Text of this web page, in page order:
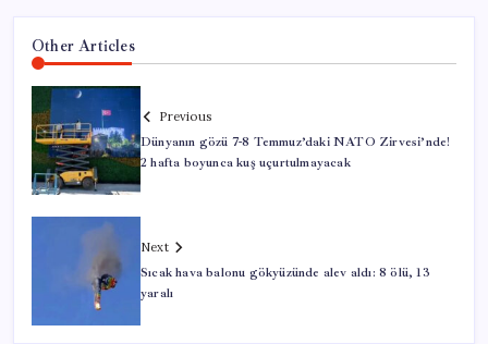
Other Articles
Previous
Dünyanın gözü 7-8 Temmuz’daki NATO Zirvesi’nde!
2 hafta boyunca kuş uçurtulmayacak
Next
Sıcak hava balonu gökyüzünde alev aldı: 8 ölü, 13
yaralı